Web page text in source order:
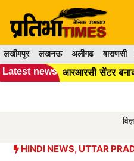
content
लखीमपुर लखनऊ अलीगढ वाराणसी
Latest news
HINDI NEWS, UTTAR